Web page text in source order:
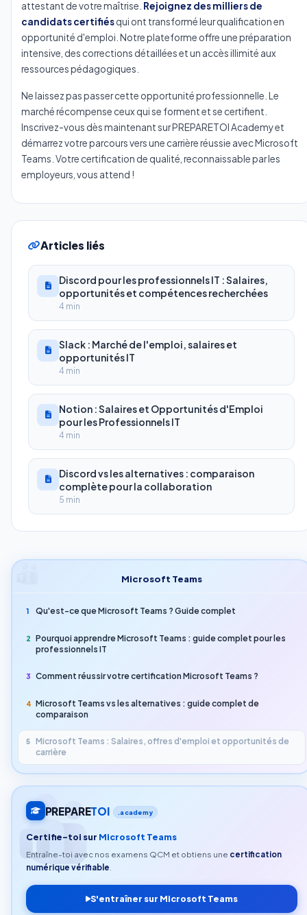
attestant de votre maîtrise. Rejoignez des milliers de
candidats certifiésqui ont transformé leur qualification en
opportunité d'emploi. Notre plateforme offre une préparation
intensive, des corrections détaillées et un accès illimité aux
ressources pédagogiques.
Ne laissez pas passer cette opportunité professionnelle. Le
marché récompense ceux qui se forment et se certifient.
Inscrivez-vous dès maintenant sur PREPARETOI Academy et
démarrez votre parcours vers une carrière réussie avec Microsoft
Teams. Votre certification de qualité, reconnaissable par les
employeurs, vous attend !
Articles liés
Discord pour les professionnels IT : Salaires,
opportunités et compétences recherchées
4 min
Slack : Marché de l'emploi, salaires et
opportunités IT
4 min
Notion : Salaires et Opportunités d'Emploi
pour les Professionnels IT
4 min
Discord vs les alternatives : comparaison
complète pour la collaboration
5 min
Microsoft Teams
1 Qu'est-ce que Microsoft Teams ? Guide complet
2
Pourquoi apprendre Microsoft Teams : guide complet pour les
professionnels IT
3 Comment réussir votre certification Microsoft Teams ?
4 Microsoft Teams vs les alternatives : guide complet de
comparaison
5
Microsoft Teams : Salaires, offres d'emploi et opportunités de
carrière
PREPARETOI .academy
Certifie-toi sur Microsoft Teams
Entraîne-toi avec nos examens QCM et obtiens une certification
numérique vérifiable.
S'entraîner sur Microsoft Teams